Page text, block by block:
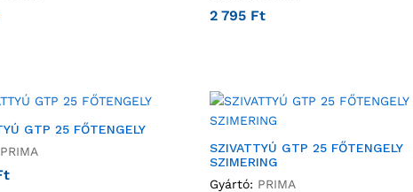
2 795 Ft
GTP 25 FŐTENGELY
PRIMA
SZIVATTYÚ GTP 25 FŐTENGELY
SZIMERING
Gyártó: PRIMA